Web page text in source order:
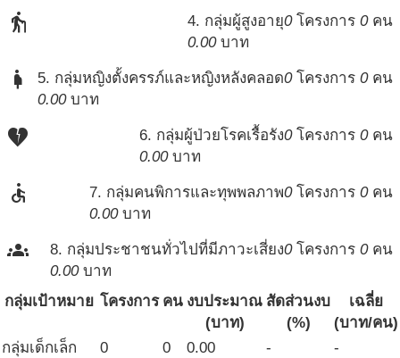
elderly 4. กลุ่มผู้สูงอายุ0โครงการ 0คน
0.00บาท
pregnant_woman 5. กลุ่มหญิงตั้งครรภ์และหญิงหลังคลอด0โครงการ 0คน
0.00บาท
heart_broken 6. กลุ่มผู้ป่วยโรคเรื้อรัง0โครงการ 0คน
0.00บาท
accessible 7. กลุ่มคนพิการและทุพพลภาพ0โครงการ 0คน
0.00บาท
groups 8. กลุ่มประชาชนทั่วไปที่มีภาวะเสี่ยง0โครงการ 0คน
0.00บาท
กลุ่มเป้าหมาย โครงการ คน งบประมาณ
(บาท)
สัดส่วนงบ
(%)
เฉลี่ย
(บาท/คน)
กลุ่มเด็กเล็ก
0 0 0.00 - -